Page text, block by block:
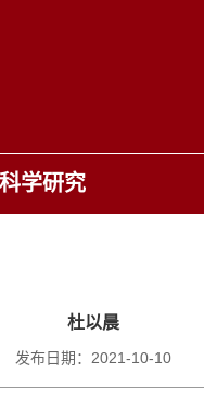
科学研究
杜以晨
发布日期：2021-10-10